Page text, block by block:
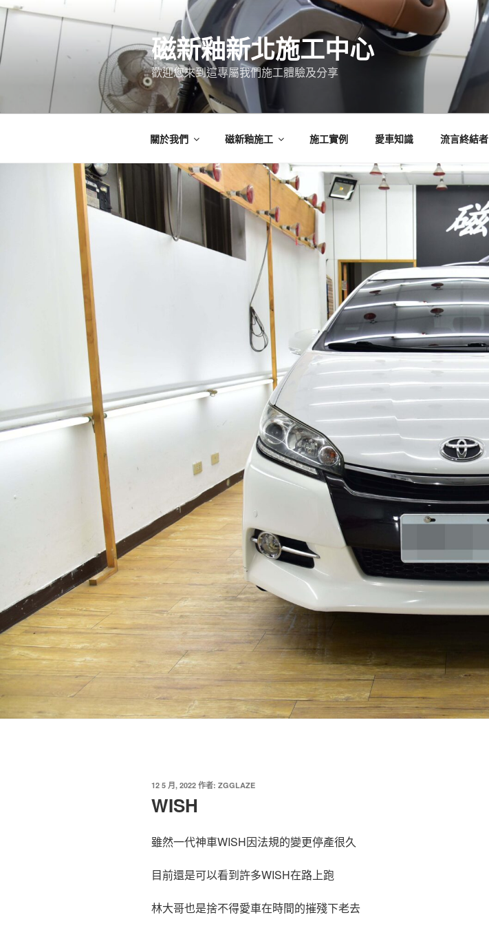
跳
至
主
要
磁新釉新北施工中心
歡迎您來到這專屬我們施工體驗及分享
關於我們 磁新釉施工 施工實例 愛車知識 流言終結者
發
於
12 5 月, 2022 作者: ZGGLAZE
WISH
雖然一代神車WISH因法規的變更停產很久
目前還是可以看到許多WISH在路上跑
林大哥也是捨不得愛車在時間的摧殘下老去